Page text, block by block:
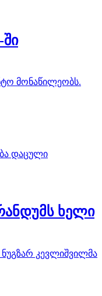
მონაწილეობს.
დაცული
ხელი
კევლიშვილმა